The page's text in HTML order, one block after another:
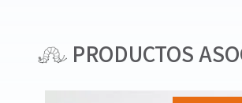
PRODUCTOS